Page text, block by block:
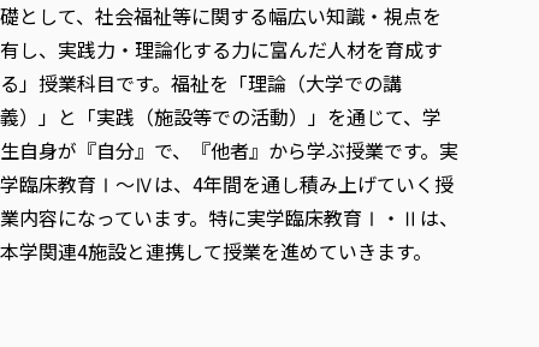
礎として、社会福祉等に関する幅広い知識・視点を
有し、実践力・理論化する力に富んだ人材を育成す
る」授業科目です。福祉を「理論（大学での講
義）」と「実践（施設等での活動）」を通じて、学
生自身が『自分』で、『他者』から学ぶ授業です。実
学臨床教育Ⅰ～Ⅳは、4年間を通し積み上げていく授
業内容になっています。特に実学臨床教育Ⅰ・Ⅱは、
本学関連4施設と連携して授業を進めていきます。